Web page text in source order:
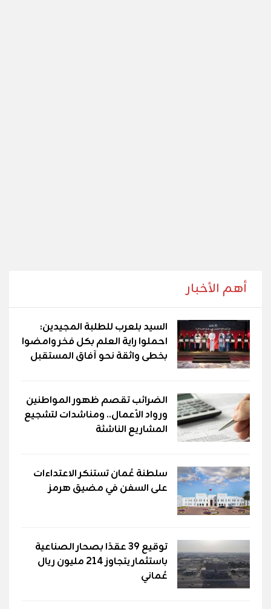
أهم الأخبار
السيد بلعرب للطلبة المجيدين:
احملوا راية العلم بكل فخر وامضوا
بخطى واثقة نحو آفاق المستقبل
الضرائب تقصم ظهور المواطنين
ورواد الأعمال.. ومناشدات لتشجيع
المشاريع الناشئة
سلطنة عُمان تستنكر الاعتداءات
على السفن في مضيق هرمز
توقيع 39 عقدًا بصحار الصناعية
باستثمار يتجاوز 214 مليون ريال
عُماني